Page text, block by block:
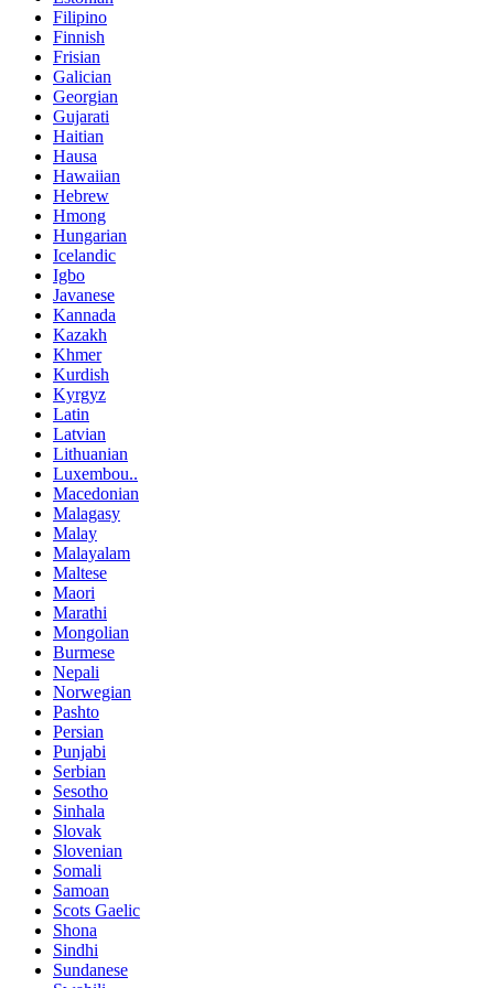
Filipino
Finnish
Frisian
Galician
Georgian
Gujarati
Haitian
Hausa
Hawaiian
Hebrew
Hmong
Hungarian
Icelandic
Igbo
Javanese
Kannada
Kazakh
Khmer
Kurdish
Kyrgyz
Latin
Latvian
Lithuanian
Luxembou..
Macedonian
Malagasy
Malay
Malayalam
Maltese
Maori
Marathi
Mongolian
Burmese
Nepali
Norwegian
Pashto
Persian
Punjabi
Serbian
Sesotho
Sinhala
Slovak
Slovenian
Somali
Samoan
Scots Gaelic
Shona
Sindhi
Sundanese